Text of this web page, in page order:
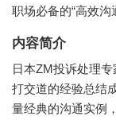
职场必备的“高效沟
内容简介
日本ZM投诉处理
打交道的经验总结
量经典的沟通实例